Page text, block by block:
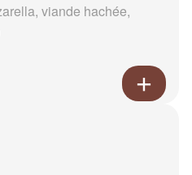
viande hachée,